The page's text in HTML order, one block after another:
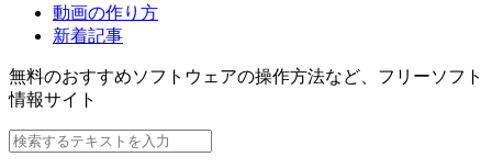
動画の作り方
新着記事
無料のおすすめソフトウェアの操作方法など、 フリーソフト
情報サイト